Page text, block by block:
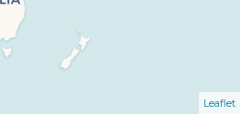
Leaflet